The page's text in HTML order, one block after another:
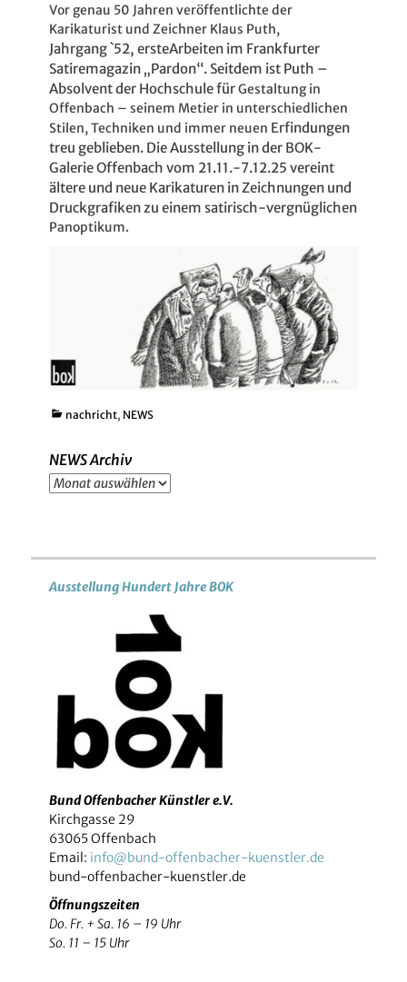
Vor genau 50 Jahren veröffentlichte der
Karikaturist und Zeichner Klaus Puth,
Jahrgang `52, ersteArbeiten im Frankfurter
Satiremagazin „Pardon“. Seitdem ist Puth –
Absolvent der Hochschule fürGestaltung in
Offenbach – seinem Metier in unterschiedlichen
Stilen, Techniken und immer neuen Erfindungen
treu geblieben. Die Ausstellung in der BOK-
Galerie Offenbach vom 21.11.-7.12.25 vereint
ältere und neue Karikaturen in Zeichnungen und
Druckgrafiken zu einem satirisch-vergnüglichen
Panoptikum.
Kategorien
nachricht, NEWS
NEWS Archiv
NEWS
Ausstellung Hundert Jahre BOK
Bund Offenbacher Künstler e.V.
Kirchgasse 29
63065 Offenbach
Email: info@bund-offenbacher-kuenstler.de
bund-offenbacher-kuenstler.de
Öffnungszeiten
Do. Fr. + Sa. 16 – 19 Uhr
So. 11 – 15 Uhr